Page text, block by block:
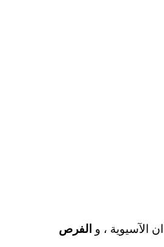
الآسيوية ، و الفرص